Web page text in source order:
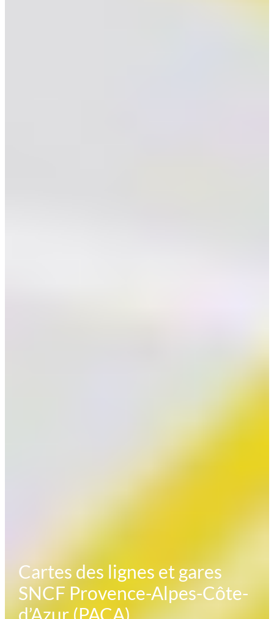
Cartes des lignes et gares
SNCF Provence-Alpes-Côte-
d’Azur (PACA)